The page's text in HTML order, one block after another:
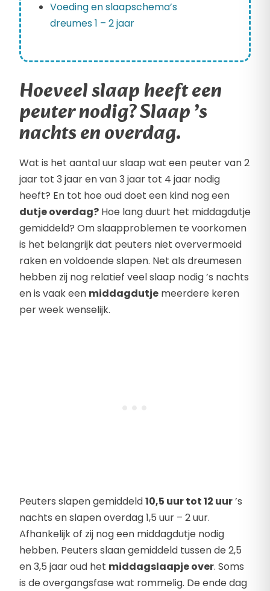
Voeding en slaapschema’s
dreumes 1 – 2 jaar
Hoeveel slaap heeft een
peuter nodig? Slaap ’s
nachts en overdag.
Wat is het aantal uur slaap wat een peuter van 2
jaar tot 3 jaar en van 3 jaar tot 4 jaar nodig
heeft? En tot hoe oud doet een kind nog een
dutje overdag? Hoe lang duurt het middagdutje
gemiddeld? Om slaapproblemen te voorkomen
is het belangrijk dat peuters niet oververmoeid
raken en voldoende slapen. Net als dreumesen
hebben zij nog relatief veel slaap nodig ’s nachts
en is vaak een middagdutje meerdere keren
per week wenselijk.
Peuters slapen gemiddeld10,5 uur tot 12 uur’s
nachts en slapen overdag 1,5 uur – 2 uur.
Afhankelijk of zij nog een middagdutje nodig
hebben. Peuters slaan gemiddeld tussen de 2,5
en 3,5 jaar oud het middagslaapje over. Soms
is de overgangsfase wat rommelig. De ende dag